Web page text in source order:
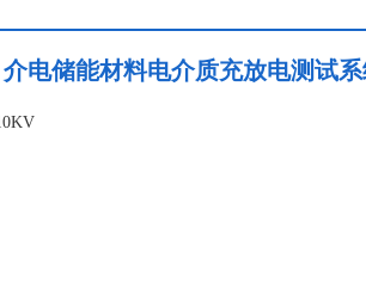
电储能材料电介质充放电测试